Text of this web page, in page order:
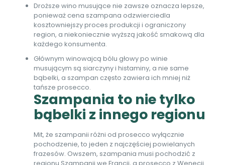
Droższe wino musujące nie zawsze oznacza lepsze,
ponieważ cena szampana odzwierciedla
kosztowniejszy proces produkcji i ograniczony
region, a niekoniecznie wyższą jakość smakową dla
każdego konsumenta.
Głównym winowajcą bólu głowy po winie
musującym są siarczyny i histaminy, a nie same
bąbelki, a szampan często zawiera ich mniej niż
tańsze prosecco.
Szampania to nie tylko
bąbelki z innego regionu
Mit, że szampanii różni od prosecco wyłącznie
pochodzenie, to jeden z najczęściej powielanych
frazesów. Owszem, szampania musi pochodzić z